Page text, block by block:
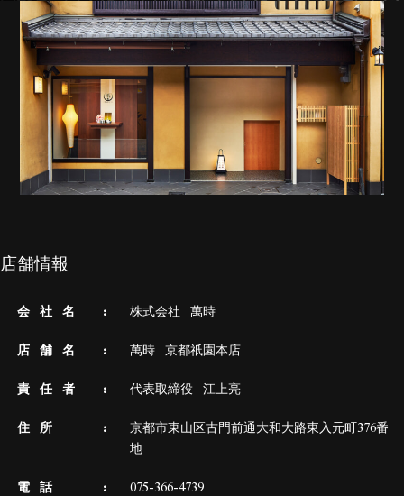
店舗情報
会 社 名 株式会社 萬時
店 舗 名 萬時 京都祇園本店
責 任 者 代表取締役 江上亮
住 所
京都市東山区古門前通大和大路東入元町376番
地
電 話 075-366-4739